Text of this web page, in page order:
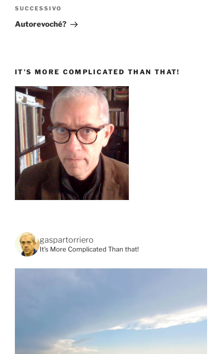
Articolo
successivo
SUCCESSIVO
Autorevoché?
IT’S MORE COMPLICATED THAN THAT!
gaspartorriero
It's More Complicated Than that!